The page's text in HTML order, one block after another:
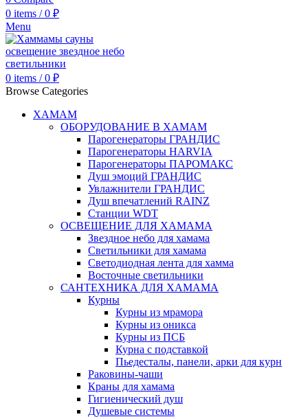
0 items / 0 ₽
Menu
0 items / 0 ₽
Browse Categories
ХАМАМ
ОБОРУДОВАНИЕ В ХАМАМ
Парогенераторы ГРАНДИС
Парогенераторы HARVIA
Парогенераторы ПАРОМАКС
Душ эмоций ГРАНДИС
Увлажнители ГРАНДИС
Душ впечатлений RAINZ
Станции WDT
ОСВЕЩЕНИЕ ДЛЯ ХАМАМА
Звездное небо для хамама
Светильники для хамама
Светодиодная лента для хамма
Восточные светильники
САНТЕХНИКА ДЛЯ ХАМАМА
Курны
Курны из мрамора
Курны из оникса
Курны из ПСБ
Курна с подставкой
Пьедесталы, панели, арки для курн
Раковины-чаши
Краны для хамама
Гигиенический душ
Душевые системы